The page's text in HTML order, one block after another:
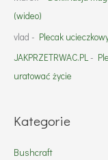
(wideo)
vlad - Plecak
JAKPRZETRWAC.PL-
uratować życie
Kategorie
Bushcraft